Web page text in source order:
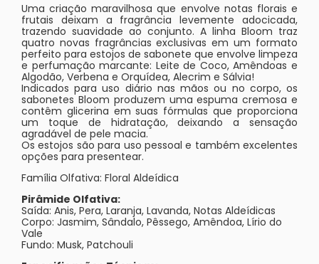
Uma criação maravilhosa que envolve notas florais e
frutais deixam a fragrância levemente adocicada,
trazendo suavidade ao conjunto. A linha Bloom traz
quatro novas fragrâncias exclusivas em um formato
perfeito para estojos de sabonete que envolve limpeza
e perfumação marcante: Leite de Coco, Amêndoas e
Algodão, Verbena e Orquídea, Alecrim e Sálvia!
Indicados para uso diário nas mãos ou no corpo, os
sabonetes Bloom produzem uma espuma cremosa e
contêm glicerina em suas fórmulas que proporciona
um toque de hidratação, deixando a sensação
agradável de pele macia.
Os estojos são para uso pessoal e também excelentes
opções para presentear.
Família Olfativa: Floral Aldeídica
Pirâmide Olfativa:
Saída: Anis, Pera, Laranja, Lavanda, Notas Aldeídicas
Corpo: Jasmim, Sândalo, Pêssego, Amêndoa, Lírio do
Vale
Fundo: Musk, Patchouli